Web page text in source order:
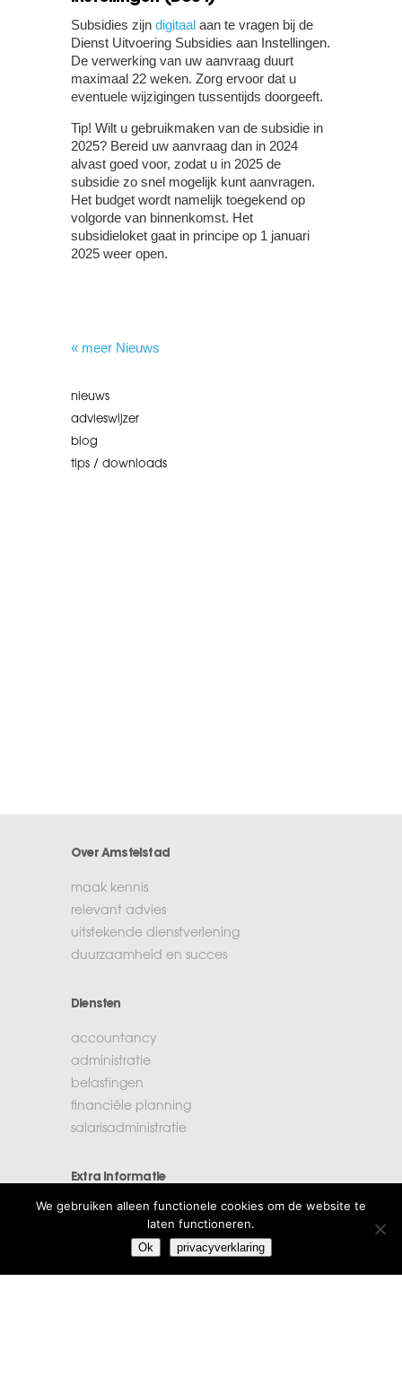
Subsidies zijn digitaal aan te vragen bij de
Dienst Uitvoering Subsidies aan Instellingen.
De verwerking van uw aanvraag duurt
maximaal 22 weken. Zorg ervoor dat u
eventuele wijzigingen tussentijds doorgeeft.
Tip! Wilt u gebruikmaken van de subsidie in
2025? Bereid uw aanvraag dan in 2024
alvast goed voor, zodat u in 2025 de
subsidie zo snel mogelijk kunt aanvragen.
Het budget wordt namelijk toegekend op
volgorde van binnenkomst. Het
subsidieloket gaat in principe op 1 januari
2025 weer open.
« meer Nieuws
nieuws
advieswijzer
blog
tips / downloads
Over Amstelstad
maak kennis
relevant advies
uitstekende dienstverlening
duurzaamheid en succes
Diensten
accountancy
administratie
belastingen
financiële planning
salarisadministratie
Extra informatie
vacatures
beroepsregels
We gebruiken alleen functionele cookies om de website te
laten functioneren.
Ok privacyverklaring